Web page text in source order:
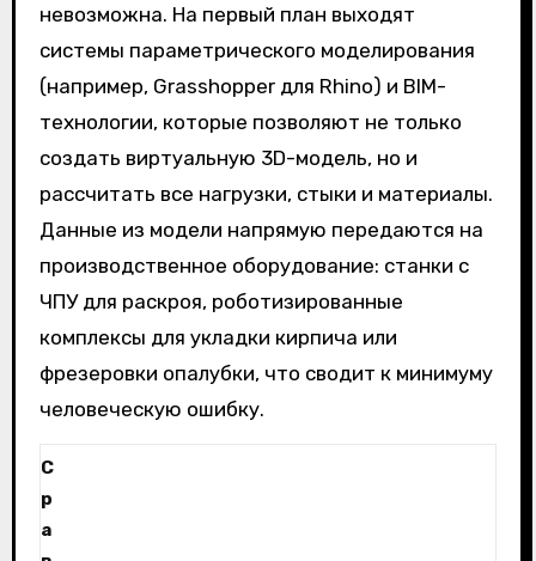
невозможна. На первый план выходят
системы параметрического моделирования
(например, Grasshopper для Rhino) и BIM-
технологии, которые позволяют не только
создать виртуальную 3D-модель, но и
рассчитать все нагрузки, стыки и материалы.
Данные из модели напрямую передаются на
производственное оборудование: станки с
ЧПУ для раскроя, роботизированные
комплексы для укладки кирпича или
фрезеровки опалубки, что сводит к минимуму
человеческую ошибку.
С
р
а